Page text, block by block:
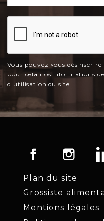
Vous pouvez vous
pour cela nos informations
d'utilisation du site.
Facebook
Plan du site
Grossiste
Mentions légales